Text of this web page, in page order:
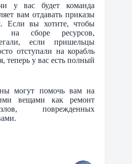
у вас будет команда
вам отдавать приказы
Если вы хотите, чтобы
на сборе ресурсов,
если пришельцы
отступали на корабль
теперь у вас есть полный
могут помочь вам на
вещами как ремонт
поврежденных